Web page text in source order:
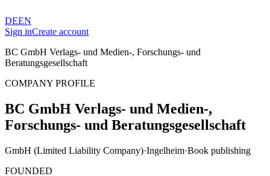
DEEN
Sign inCreate account
BC GmbH Verlags- und Medien-, Forschungs- und
Beratungsgesellschaft
COMPANY PROFILE
BC GmbH Verlags- und Medien-,
Forschungs- und Beratungsgesellschaft
GmbH (Limited Liability Company)·Ingelheim·Book publishing
FOUNDED